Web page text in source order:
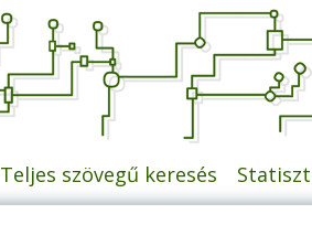
Teljes szövegű keresés